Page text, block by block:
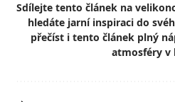
Sdílejte tento článek na
hledáte jarní inspiraci do
přečíst i tento článek plný
atmosféry v